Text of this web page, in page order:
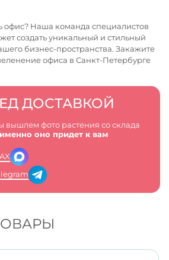
ДОСТАВКОЙ
вышлем фото растения со склада
именно оно придет к вам
офис? Наша команда специалистов
создать уникальный и стильный
бизнес-пространства. Закажите
офиса в Санкт-Петербурге